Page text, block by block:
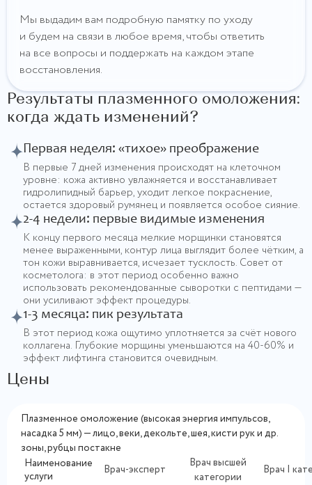
Мы выдадим вам подробную памятку по уходу
и будем на связи в любое время, чтобы ответить
на все вопросы и поддержать на каждом этапе
восстановления.
Результаты плазменного омоложения:
когда ждать изменений?
Первая неделя: «тихое» преображение
В первые 7 дней изменения происходят на клеточном
уровне: кожа активно увлажняется и восстанавливает
гидролипидный барьер, уходит легкое покраснение,
остается здоровый румянец и появляется особое сияние.
2-4 недели: первые видимые изменения
К концу первого месяца мелкие морщинки становятся
менее выраженными, контур лица выглядит более чётким, а
тон кожи выравнивается, исчезает тусклость. Совет от
косметолога: в этот период особенно важно
использовать рекомендованные сыворотки с пептидами —
они усиливают эффект процедуры.
1-3 месяца: пик результата
В этот период кожа ощутимо уплотняется за счёт нового
коллагена. Глубокие морщины уменьшаются на 40-60% и
эффект лифтинга становится очевидным.
Цены
Плазменное омоложение (высокая энергия импульсов,
насадка 5 мм) — лицо, веки, декольте, шея, кисти рук и др.
зоны, рубцы постакне
Наименование
услуги
Врач-эксперт
Врач высшей
категории
Врач I